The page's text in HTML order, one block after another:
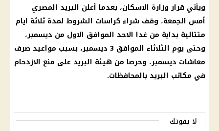
ويأتي قرار وزارة الاسكان، بعدما أعلن البريد المصري
أمس الجمعة، وقف شراء كراسات الشروط لمدة ثلاثة ايام
متتالية بداية من غدا الاحد الموافق الاول من ديسمبر،
وحتى يوم الثلاثاء الموافق 3 ديسمبر، بسبب
مواعيد صرف
معاشات ديسمبر، وحرصا من هيئة البريد على منع الازدحام
في مكاتب البريد بالمحافظات.
لا يفوتك